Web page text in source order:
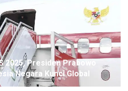
2025, Presiden Prabowo
Negara Kunci Global